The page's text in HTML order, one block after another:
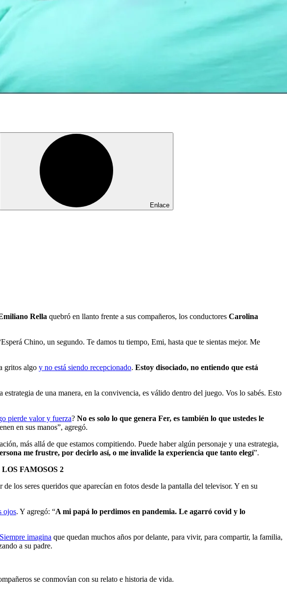
Enlace
Rella quebró en llanto frente a sus compañeros, los conductores Carolina
Chino, un segundo. Te damos tu tiempo, Emi, hasta que te sientas mejor. Me
gritos algo y no está siendo recepcionado. Estoy disociado, no entiendo que está
de una manera, en la convivencia, es válido dentro del juego. Vos lo sabés. Esto
pierde valor y fuerza? No es solo lo que genera Fer, es también lo que ustedes le
en sus manos”, agregó.
más allá de que estamos compitiendo. Puede haber algún personaje y una estrategia,
me frustre, por decirlo así, o me invalide la experiencia que tanto elegí”.
FAMOSOS 2
de los seres queridos que aparecían en fotos desde la pantalla del televisor. Y en su
ojos. Y agregó: “A mi papá lo perdimos en pandemia. Le agarró covid y lo
Siempre imagina que quedan muchos años por delante, para vivir, para compartir, la familia,
a su padre.
se conmovían con su relato e historia de vida.